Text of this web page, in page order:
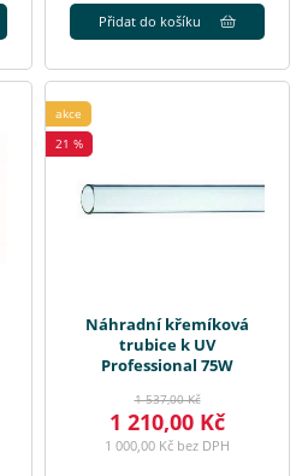
Přidat do košíku
akce
21 %
Náhradní křemíková
trubice k UV
Professional 75W
1 537,00 Kč
1 210,00 Kč
1 000,00 Kč bez DPH